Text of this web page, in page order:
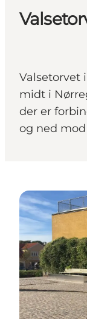
Valsetorvet
midt i
der er
og ned